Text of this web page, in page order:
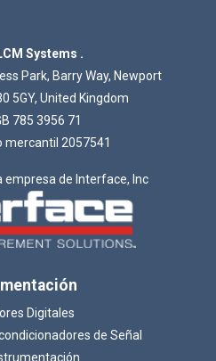
Systems .
Park, Barry Way, Newport
5GY, United Kingdom
785 3956 71
mercantil 2057541
empresa de Interface, Inc
Digitales
de Señal